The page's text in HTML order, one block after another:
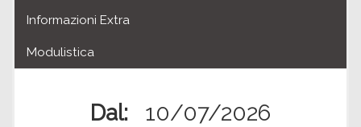
Informazioni Extra
Modulistica
Dal: 10/07/2026